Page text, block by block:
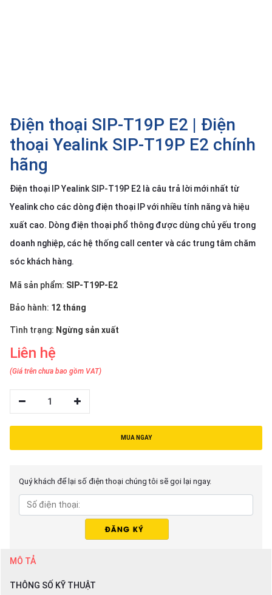
Điện thoại SIP-T19P E2 | Điện
thoại Yealink SIP-T19P E2 chính
hãng
Điện thoại IP Yealink SIP-T19P E2 là câu trả lời mới nhất từ
Yealink cho các dòng điện thoại IP với nhiều tính năng và hiệu
xuất cao. Dòng điện thoại phổ thông được dùng chủ yếu trong
doanh nghiệp, các hệ thống call center và các trung tâm chăm
sóc khách hàng.
Mã sản phẩm: SIP-T19P-E2
Bảo hành: 12 tháng
Tình trạng: Ngừng sản xuất
Liên hệ
(Giá trên chưa bao gồm VAT)
1
MUA NGAY
Quý khách để lại số điện thoại chúng tôi sẽ gọi lại ngay.
MÔ TẢ
THÔNG SỐ KỸ THUẬT
pháp
Dịch
vụ
Hỗ
Tin
tức
hệ
Giới
NGÔN
Tiếng
việt